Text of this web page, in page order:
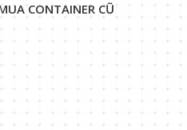
CONTAINER CŨ